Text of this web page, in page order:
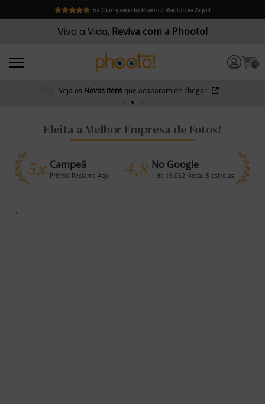
Viva a Vida, Reviva com a Phooto!
0
Veja os Novos Itens que acabaram de chegar!
Eleita a Melhor Empresa de Fotos!
5x Campeã
Prêmio Reclame Aqui 4,8 No Google
+ de 16.052 Notas 5 estrelas